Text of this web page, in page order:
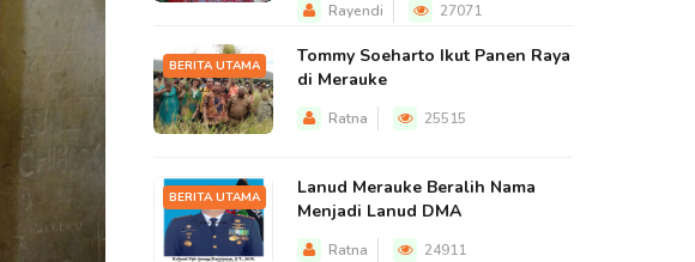
Rayendi 27071
BERITA UTAMA
Tommy Soeharto Ikut Panen Raya
di Merauke
Ratna 25515
BERITA UTAMA
Lanud Merauke Beralih Nama
Menjadi Lanud DMA
Ratna 24911